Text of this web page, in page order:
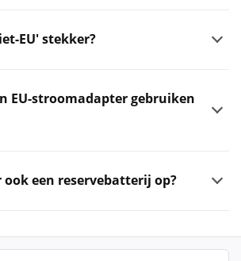
EU' stekker?
EU-stroomadapter gebruiken
ook een reservebatterij op?